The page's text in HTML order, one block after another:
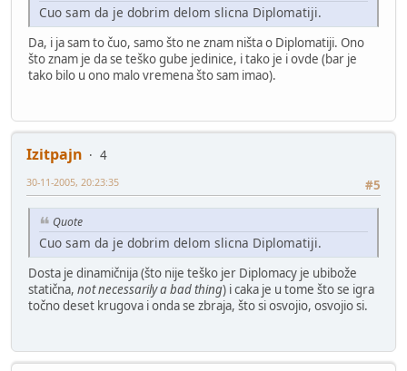
Cuo sam da je dobrim delom slicna Diplomatiji.
Da, i ja sam to čuo, samo što ne znam ništa o Diplomatiji. Ono
što znam je da se teško gube jedinice, i tako je i ovde (bar je
tako bilo u ono malo vremena što sam imao).
Izitpajn
4
#5
30-11-2005, 20:23:35
Quote
Cuo sam da je dobrim delom slicna Diplomatiji.
Dosta je dinamičnija (što nije teško jer Diplomacy je ubibože
statična, not necessarily a bad thing) i caka je u tome što se igra
točno deset krugova i onda se zbraja, što si osvojio, osvojio si.